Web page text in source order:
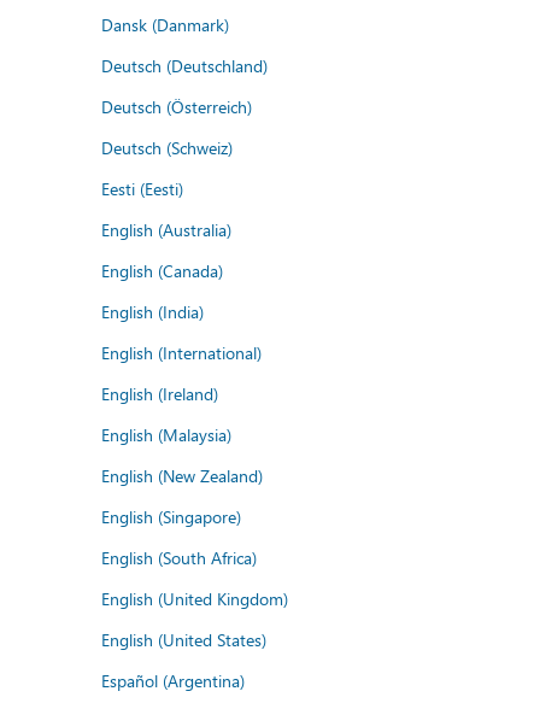
Dansk (Danmark)
Deutsch (Deutschland)
Deutsch (Österreich)
Deutsch (Schweiz)
Eesti (Eesti)
English (Australia)
English (Canada)
English (India)
English (International)
English (Ireland)
English (Malaysia)
English (New Zealand)
English (Singapore)
English (South Africa)
English (United Kingdom)
English (United States)
Español (Argentina)